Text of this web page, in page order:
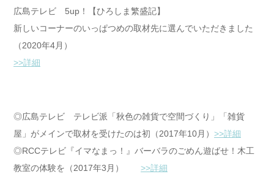
広島テレビ 5up！【ひろしま繁盛記】
新しいコーナーのいっぱつめの取材先に選んでいただきました
（2020年4月）
>>詳細
◎広島テレビ テレビ派「秋色の雑貨で空間づくり」「雑貨
屋」がメインで取材を受けたのは初（2017年10月） >>詳細
◎RCCテレビ『イマなまっ！』バーバラのごめん遊ばせ！木工
教室の体験を（2017年3月） >>詳細